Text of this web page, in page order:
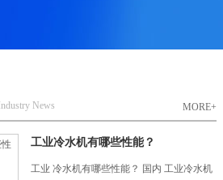
MORE+
Industry News
工业冷水机有哪些性能？
工业 冷水机有哪些性能？ 国内 工业冷水机